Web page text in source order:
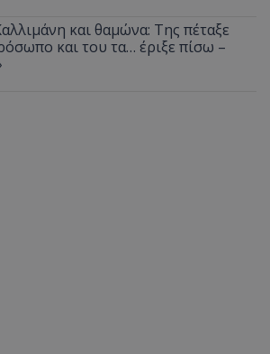
και θαμώνα: Της πέταξε
και του τα… έριξε πίσω –